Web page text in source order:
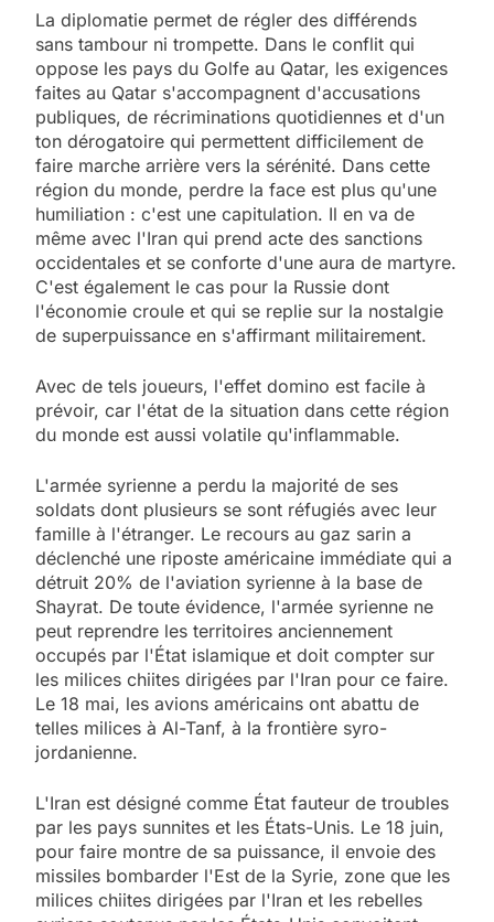
La diplomatie permet de régler des différends
sans tambour ni trompette. Dans le conflit qui
oppose les pays du Golfe au Qatar, les exigences
faites au Qatar s'accompagnent d'accusations
publiques, de récriminations quotidiennes et d'un
ton dérogatoire qui permettent difficilement de
faire marche arrière vers la sérénité. Dans cette
région du monde, perdre la face est plus qu'une
humiliation : c'est une capitulation. Il en va de
même avec l'Iran qui prend acte des sanctions
occidentales et se conforte d'une aura de martyre.
C'est également le cas pour la Russie dont
l'économie croule et qui se replie sur la nostalgie
de superpuissance en s'affirmant militairement.
Avec de tels joueurs, l'effet domino est facile à
prévoir, car l'état de la situation dans cette région
du monde est aussi volatile qu'inflammable.
L'armée syrienne a perdu la majorité de ses
soldats dont plusieurs se sont réfugiés avec leur
famille à l'étranger. Le recours au gaz sarin a
déclenché une riposte américaine immédiate qui a
détruit 20% de l'aviation syrienne à la base de
Shayrat. De toute évidence, l'armée syrienne ne
peut reprendre les territoires anciennement
occupés par l'État islamique et doit compter sur
les milices chiites dirigées par l'Iran pour ce faire.
Le 18 mai, les avions américains ont abattu de
telles milices à Al-Tanf, à la frontière syro-
jordanienne.
L'Iran est désigné comme État fauteur de troubles
par les pays sunnites et les États-Unis. Le 18 juin,
pour faire montre de sa puissance, il envoie des
missiles bombarder l'Est de la Syrie, zone que les
milices chiites dirigées par l'Iran et les rebelles